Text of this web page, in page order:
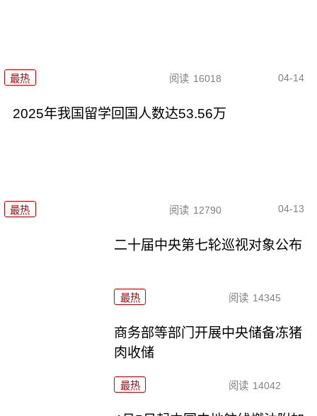
最热 阅读 16018 04-14
2025年我国留学回国人数达53.56万
最热 阅读 12790 04-13
二十届中央第七轮巡视对象公布
最热 阅读 14345
商务部等部门开展中央储备冻猪
肉收储
最热 阅读 14042